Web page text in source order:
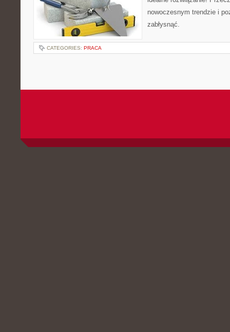
nowoczesnym trendzie i
zabłysnąć.
CATEGORIES: PRACA